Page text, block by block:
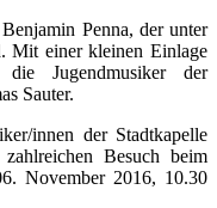
Penna, der unter
Mit einer kleinen Einlage
Jugendmusiker der
Sauter.
innen der Stadtkapelle
Besuch beim
November 2016, 10.30